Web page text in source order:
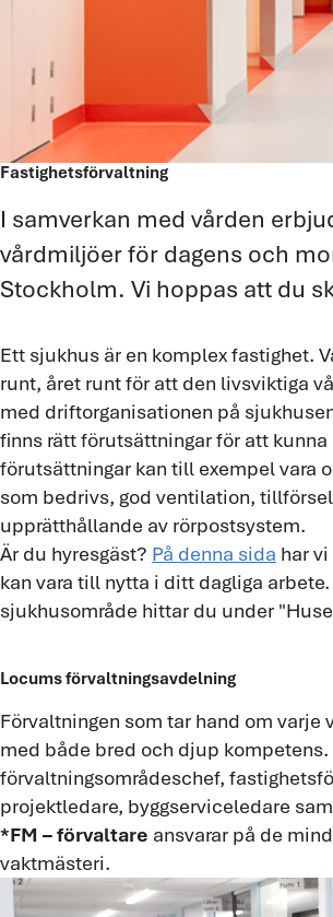
Fastighetsförvaltning
I samverkan med vården
vårdmiljöer för dagens och
Stockholm. Vi hoppas att du
Ett sjukhus är en komplex fastighet.
runt, året runt för att den livsviktiga
med driftorganisationen på
finns rätt förutsättningar för att
förutsättningar kan till exempel vara
som bedrivs, god ventilation,
upprätthållande av rörpostsystem.
Är du hyresgäst? På denna sida har
kan vara till nytta i ditt dagliga
sjukhusområde hittar du under
Locums förvaltningsavdelning
Förvaltningen som tar hand om
med både bred och djup
förvaltningsområdeschef,
projektledare, byggserviceledare
*FM – förvaltare ansvarar på de
vaktmästeri.